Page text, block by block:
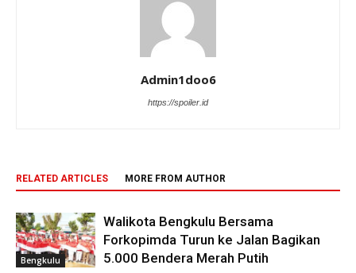
Admin1doo6
https://spoiler.id
RELATED ARTICLES MORE FROM AUTHOR
Bengkulu
Walikota Bengkulu Bersama
Forkopimda Turun ke Jalan Bagikan
5.000 Bendera Merah Putih